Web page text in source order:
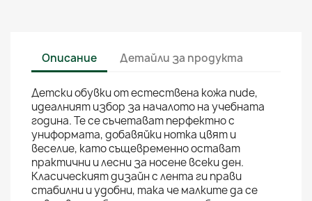
Описание Детайли за продукта
Детски обувки от естествена кожа nude,
идеалният избор за началото на учебната
година. Те се съчетават перфектно с
униформата, добавяйки нотка цвят и
веселиe, като същевременно остават
практични и лесни за носене всеки ден.
Класическият дизайн с лента ги прави
стабилни и удобни, така че малките да се